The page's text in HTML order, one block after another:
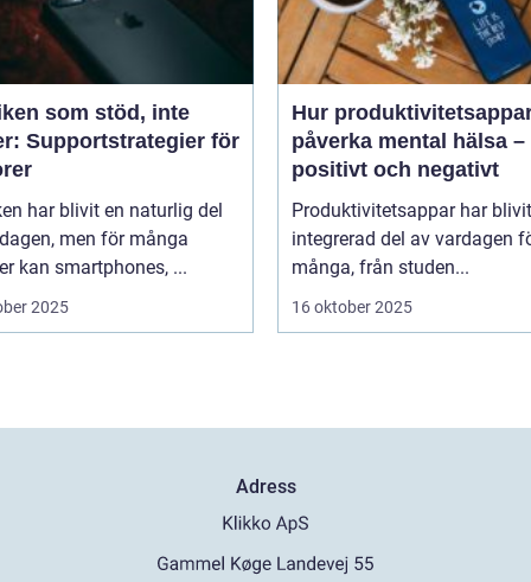
som stöd, inte
Supportstrategier för
har blivit en naturlig del
men för många
kan smartphones, ...
2025
Hur
påverka mental hälsa –
positivt och negativt
Produktivitetsappar har
integrerad del av vardagen
många, från studen...
16 oktober 2025
Adress